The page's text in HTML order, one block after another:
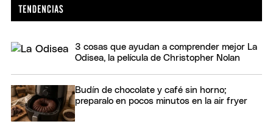
3 cosas que ayudan a comprender mejor La
Odisea, la película de Christopher Nolan
Budín de chocolate y café sin horno;
preparalo en pocos minutos en la air fryer